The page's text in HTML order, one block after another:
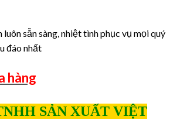
luôn sẵn sàng, nhiệt tình phục vụ mọi quý
đáo nhất
hàng
SẢN XUẤT VIỆT